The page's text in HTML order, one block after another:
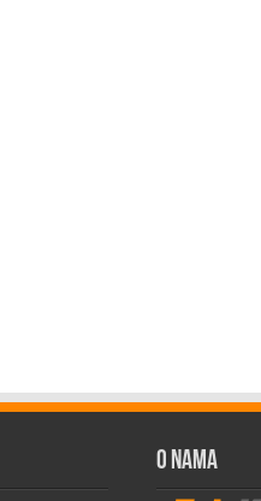
O Nama